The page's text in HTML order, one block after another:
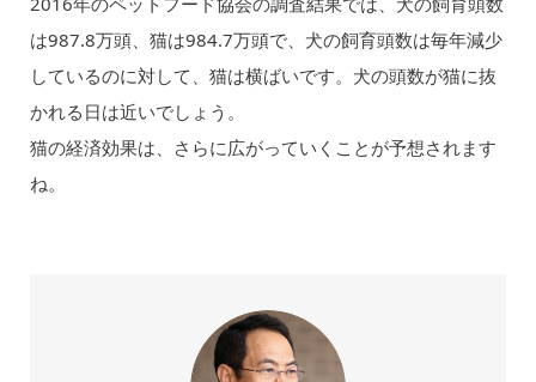
は987.8万頭、猫は984.7万頭で、犬の飼育頭数は毎年減少
しているのに対して、猫は横ばいです。犬の頭数が猫に抜
かれる日は近いでしょう。
猫の経済効果は、さらに広がっていくことが予想されます
ね。